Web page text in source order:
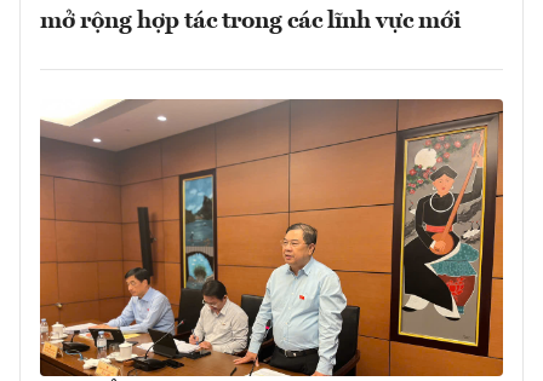
mở rộng hợp tác trong các lĩnh vực mới